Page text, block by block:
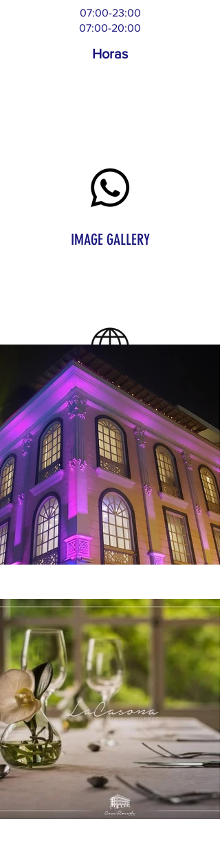
07:00-23:00
07:00-20:00
Horas
Contacto
https://www.casarosada.ec/
Página Web
IMAGE GALLERY